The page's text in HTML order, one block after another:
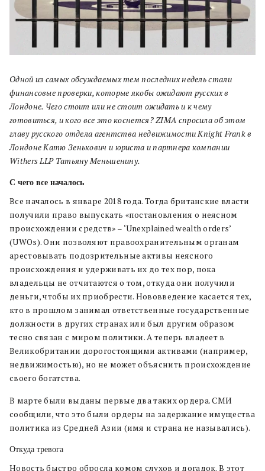
Одной из самых обсуждаемых тем последних недель стали
финансовые проверки, которые якобы ожидают русских в
Лондоне. Чего стоит или не стоит ожидать и к чему
готовиться, и кого все это коснется? ZIMA спросила об этом
главу русского отдела агентства недвижимости Knight Frank в
Лондоне Катю Зенькович и юриста и партнера компании
Withers LLP Татьяну Меньшенину.
С чего все началось
Все началось в январе 2018 года. Тогда британские власти
получили право выпускать «постановления о неясном
происхождении средств» – ‘Unexplained wealth orders’
(UWOs). Они позволяют правоохранительным органам
арестовывать подозрительные активы неясного
происхождения и удерживать их до тех пор, пока
владельцы не отчитаются о том, откуда они получили
деньги, чтобы их приобрести. Нововведение касается тех,
кто в прошлом занимал ответственные государственные
должности в других странах или был другим образом
тесно связан с миром политики. А теперь владеет в
Великобритании дорогостоящими активами (например,
недвижимостью), но не может объяснить происхождение
своего богатства.
В марте были выданы первые два таких ордера. СМИ
сообщили, что это были ордеры на задержание имущества
политика из Средней Азии (имя и страна не назывались).
Откуда тревога
Новость быстро обросла комом слухов и догадок. В этот